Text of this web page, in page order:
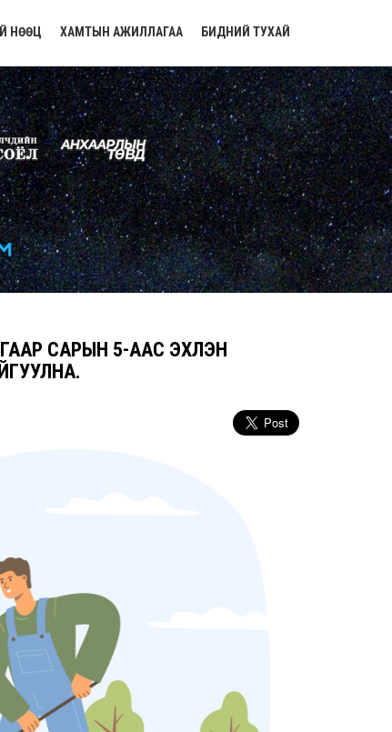
НӨӨЦ ХАМТЫН АЖИЛЛАГАА БИДНИЙ ТУХАЙ
САРЫН 5-ААС ЭХЛЭН